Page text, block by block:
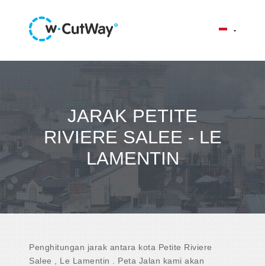
JARAK PETITE
RIVIERE SALEE - LE
LAMENTIN
Penghitungan jarak antara kota Petite Riviere
Salee , Le Lamentin . Peta Jalan kami akan